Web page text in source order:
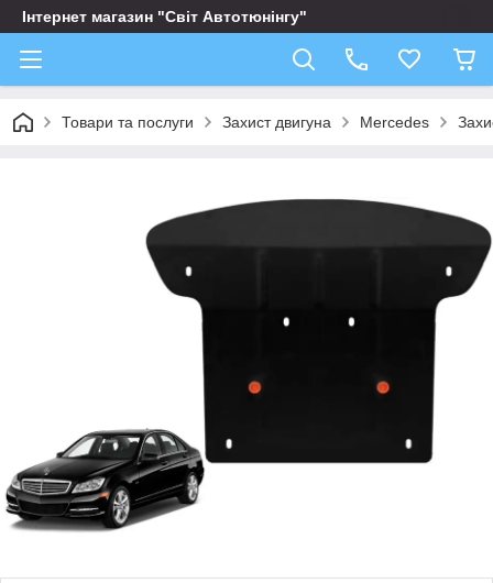
Інтернет магазин "Світ Автотюнінгу"
Товари та послуги Захист двигуна Mercedes